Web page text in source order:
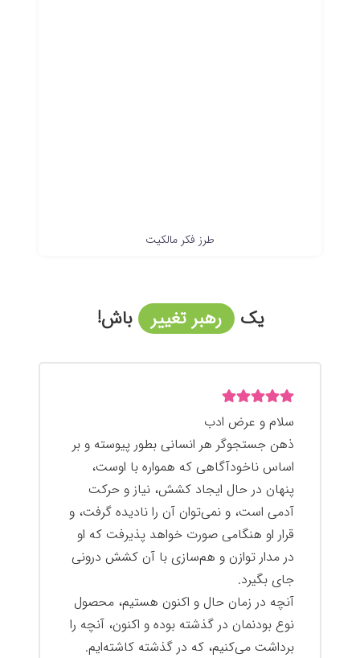
طرز فکر مالکیت
یک رهبر تغییر باش!
سلام و عرض ادب
ذهن جستجوگر هر انسانی بطور پیوسته و بر
اساس ناخودآگاهی که همواره با اوست،
پنهان در حال ایجاد کشش، نیاز و حرکت
آدمی است، و نمی‌توان آن را نادیده گرفت، و
قرار او هنگامی صورت خواهد پذیرفت که او
در مدار توازن و هم‌سازی با آن کشش درونی
جای بگیرد.
آنچه در زمان حال و اکنون هستیم، محصول
نوع بودنمان در گذشته بوده و اکنون، آنچه را
برداشت می‌کنیم، که در گذشته کاشته‌ایم.